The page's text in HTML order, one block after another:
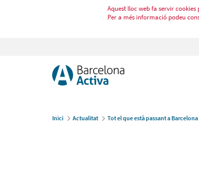
Aquest lloc web fa servir
Per a més informació podeu
Inici Actualitat Tot el que està passant a